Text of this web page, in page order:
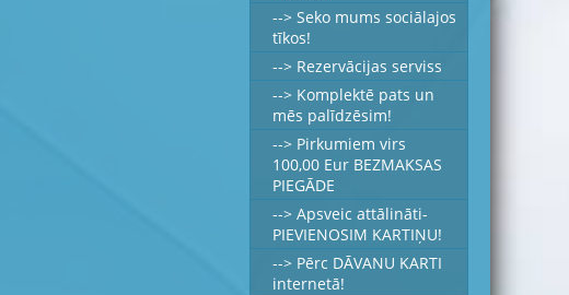
--> Seko mums sociālajos
tīkos!
--> Rezervācijas serviss
--> Komplektē pats un
mēs palīdzēsim!
--> Pirkumiem virs
100,00 Eur BEZMAKSAS
PIEGĀDE
--> Apsveic attālināti-
PIEVIENOSIM KARTIŅU!
--> Pērc DĀVANU KARTI
internetā!